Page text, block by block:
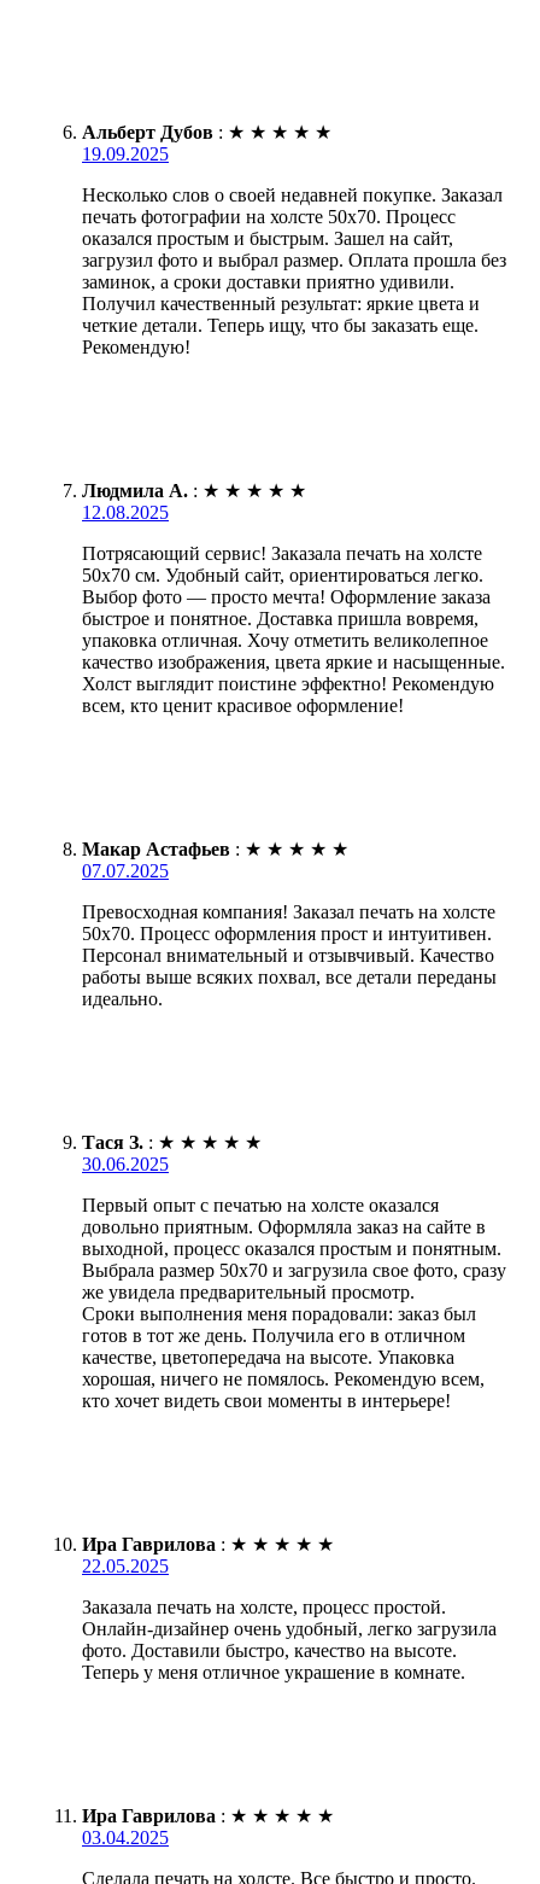
Альберт Дубов : ★ ★ ★ ★ ★
19.09.2025
Несколько слов о своей недавней покупке. Заказал
печать фотографии на холсте 50х70. Процесс
оказался простым и быстрым. Зашел на сайт,
загрузил фото и выбрал размер. Оплата прошла без
заминок, а сроки доставки приятно удивили.
Получил качественный результат: яркие цвета и
четкие детали. Теперь ищу, что бы заказать еще.
Рекомендую!
Людмила А. : ★ ★ ★ ★ ★
12.08.2025
Потрясающий сервис! Заказала печать на холсте
50х70 см. Удобный сайт, ориентироваться легко.
Выбор фото — просто мечта! Оформление заказа
быстрое и понятное. Доставка пришла вовремя,
упаковка отличная. Хочу отметить великолепное
качество изображения, цвета яркие и насыщенные.
Холст выглядит поистине эффектно! Рекомендую
всем, кто ценит красивое оформление!
Макар Астафьев : ★ ★ ★ ★ ★
07.07.2025
Превосходная компания! Заказал печать на холсте
50х70. Процесс оформления прост и интуитивен.
Персонал внимательный и отзывчивый. Качество
работы выше всяких похвал, все детали переданы
идеально.
Тася З. : ★ ★ ★ ★ ★
30.06.2025
Первый опыт с печатью на холсте оказался
довольно приятным. Оформляла заказ на сайте в
выходной, процесс оказался простым и понятным.
Выбрала размер 50х70 и загрузила свое фото, сразу
же увидела предварительный просмотр.
Сроки выполнения меня порадовали: заказ был
готов в тот же день. Получила его в отличном
качестве, цветопередача на высоте. Упаковка
хорошая, ничего не помялось. Рекомендую всем,
кто хочет видеть свои моменты в интерьере!
Ира Гаврилова : ★ ★ ★ ★ ★
22.05.2025
Заказала печать на холсте, процесс простой.
Онлайн-дизайнер очень удобный, легко загрузила
фото. Доставили быстро, качество на высоте.
Теперь у меня отличное украшение в комнате.
Ира Гаврилова : ★ ★ ★ ★ ★
03.04.2025
Сделала печать на холсте. Все быстро и просто.